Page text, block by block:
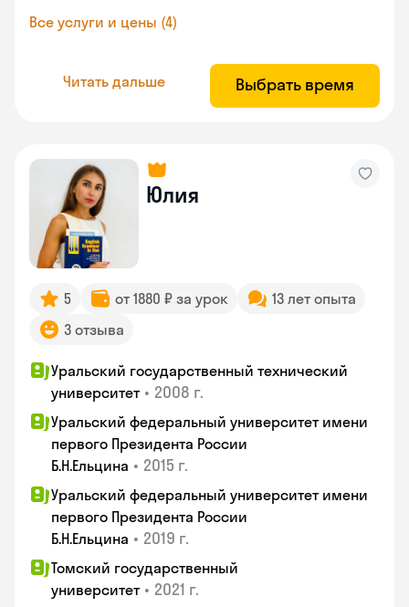
Все услуги и цены (4)
Читать дальше Выбрать время
Юлия
5 от 1880 ₽ за урок
13 лет опыта
3 отзыва
Уральский государственный технический
университет • 2008 г.
Уральский федеральный университет имени
первого Президента России
Б.Н.Ельцина • 2015 г.
Уральский федеральный университет имени
первого Президента России
Б.Н.Ельцина • 2019 г.
Томский государственный
университет • 2021 г.